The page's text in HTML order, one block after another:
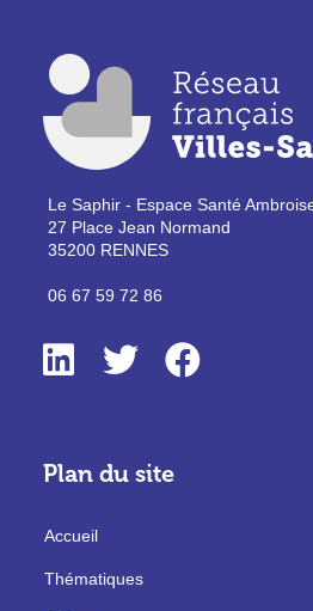
Le Saphir - Espace Santé
27 Place Jean Normand
35200 RENNES
06 67 59 72 86
Plan du site
Accueil
Thématiques